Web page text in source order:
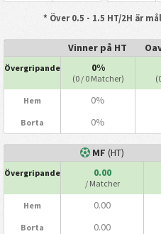
* Över 0.5 - 1.5 HT/2H är
Vinner på HT
Övergripande 0%
(0 / 0 Matcher)
Hem 0%
Borta 0%
MF (HT)
Övergripande 0.00
/ Matcher
Hem 0.00
Borta 0.00